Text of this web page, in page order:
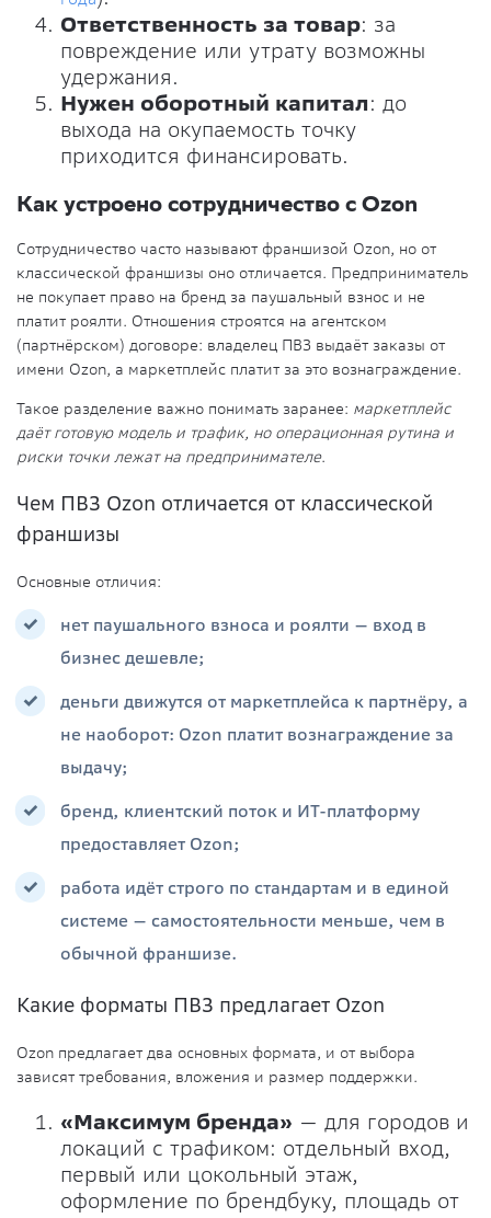
Ответственность за товар: за
повреждение или утрату возможны
удержания.
Нужен оборотный капитал: до
выхода на окупаемость точку
приходится финансировать.
Как устроено сотрудничество с Ozon
Сотрудничество часто называют франшизой Ozon, но от
классической франшизы оно отличается. Предприниматель
не покупает право на бренд за паушальный взнос и не
платит роялти. Отношения строятся на агентском
(партнёрском) договоре: владелец ПВЗ выдаёт заказы от
имени Ozon, а маркетплейс платит за это вознаграждение.
Такое разделение важно понимать заранее: маркетплейс
даёт готовую модель и трафик, но операционная рутина и
риски точки лежат на предпринимателе.
Чем ПВЗ Ozon отличается от классической
франшизы
Основные отличия:
нет паушального взноса и роялти — вход в
бизнес дешевле;
деньги движутся от маркетплейса к партнёру, а
не наоборот: Ozon платит вознаграждение за
выдачу;
бренд, клиентский поток и ИТ-платформу
предоставляет Ozon;
работа идёт строго по стандартам и в единой
системе — самостоятельности меньше, чем в
обычной франшизе.
Какие форматы ПВЗ предлагает Ozon
Ozon предлагает два основных формата, и от выбора
зависят требования, вложения и размер поддержки.
«Максимум бренда» — для городов и
локаций с трафиком: отдельный вход,
первый или цокольный этаж,
оформление по брендбуку, площадь от